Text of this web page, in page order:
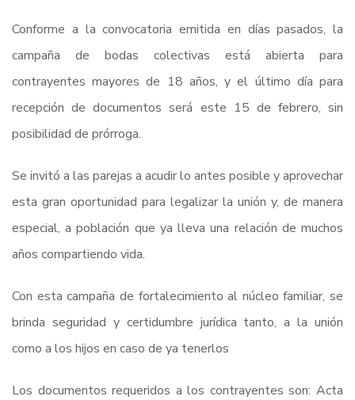
Conforme a la convocatoria emitida en días pasados, la
campaña de bodas colectivas está abierta para
contrayentes mayores de 18 años, y el último día para
recepción de documentos será este 15 de febrero, sin
posibilidad de prórroga.
Se invitó a las parejas a acudir lo antes posible y aprovechar
esta gran oportunidad para legalizar la unión y, de manera
especial, a población que ya lleva una relación de muchos
años compartiendo vida.
Con esta campaña de fortalecimiento al núcleo familiar, se
brinda seguridad y certidumbre jurídica tanto, a la unión
como a los hijos en caso de ya tenerlos
Los documentos requeridos a los contrayentes son: Acta